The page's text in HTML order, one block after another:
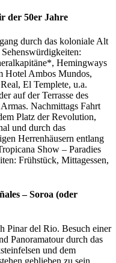
der 50er Jahre
durch das koloniale Alt
Hemingways
Hotel Ambos Mundos,
El Templete, u.a.
auf der Terrasse des
Nachmittags Fahrt
Platz der Revolution,
und durch das
Herrenhäusern entlang
Show – Paradies
Frühstück, Mittagessen,
– Soroa (oder
Pinar del Rio. Besuch einer
Panoramatour durch das
und dem